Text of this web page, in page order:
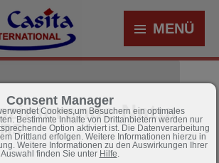
MENÜ
Natur
Consent Manager
Cookies,um Besuchern ein optimales
Bestimmte Inhalte von Drittanbietern werden nur
Option aktiviert ist. Die Datenverarbeitung
Drittland erfolgen. Weitere Informationen hierzu in
Weitere Informationen zu den Auswirkungen Ihrer
Auswahl finden Sie unter Hilfe